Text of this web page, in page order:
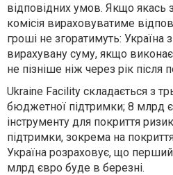
відповідних умов. Якщо якась
комісія вираховуватиме
гроші не згоратимуть:
вирахувану суму, якщо
не пізніше ніж через рік після
Ukraine Facility складається з
бюджетної підтримки; 8 млрд
інструменту для покриття
підтримки, зокрема на
Україна розраховує, що
млрд євро буде в березні.